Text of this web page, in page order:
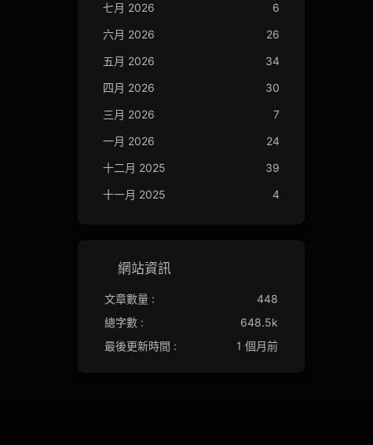
七月 2026
6
六月 2026
26
五月 2026
34
四月 2026
30
三月 2026
7
一月 2026
24
十二月 2025
39
十一月 2025
4
網站資訊
文章數量 :
448
總字數 :
648.5k
最後更新時間 :
1 個月前